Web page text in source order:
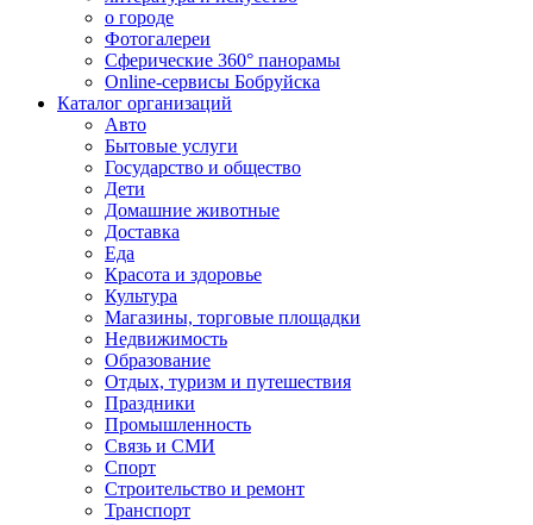
о городе
Фотогалереи
Сферические 360° панорамы
Online-сервисы Бобруйска
Каталог организаций
Авто
Бытовые услуги
Государство и общество
Дети
Домашние животные
Доставка
Еда
Красота и здоровье
Культура
Магазины, торговые площадки
Недвижимость
Образование
Отдых, туризм и путешествия
Праздники
Промышленность
Связь и СМИ
Спорт
Строительство и ремонт
Транспорт